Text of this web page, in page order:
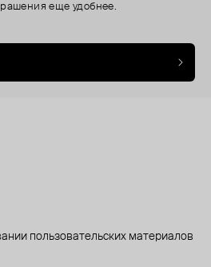
еще удобнее.
пользовательских материалов